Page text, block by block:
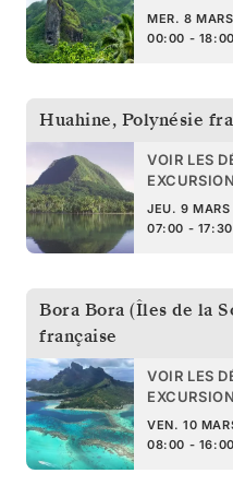
MER. 8 MARS
00:00 - 18:00
Huahine, Polynésie
VOIR LES
JEU. 9 MARS
07:00 - 17:30
Bora Bora (Îles de la
française
VOIR LES
VEN. 10
08:00 - 16:00